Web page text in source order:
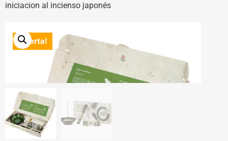
iniciacion al incienso japonés
¡Oferta!